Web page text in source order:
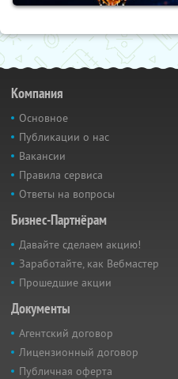
Компания
Основное
Публикации о нас
Вакансии
Правила сервиса
Ответы на вопросы
Бизнес-Партнёрам
Давайте сделаем акцию!
Заработайте, как Вебмастер
Прошедшие акции
Документы
Агентский договор
Лицензионный договор
Публичная оферта